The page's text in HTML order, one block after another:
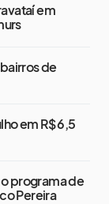
em
de
em R$ 6,5
o programa de
Pereira